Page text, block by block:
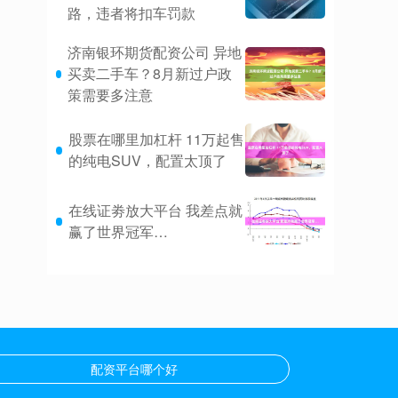
路，违者将扣车罚款
济南银环期货配资公司 异地
买卖二手车？8月新过户政
策需要多注意
股票在哪里加杠杆 11万起售
的纯电SUV，配置太顶了
在线证劵放大平台 我差点就
赢了世界冠军…
配资平台哪个好